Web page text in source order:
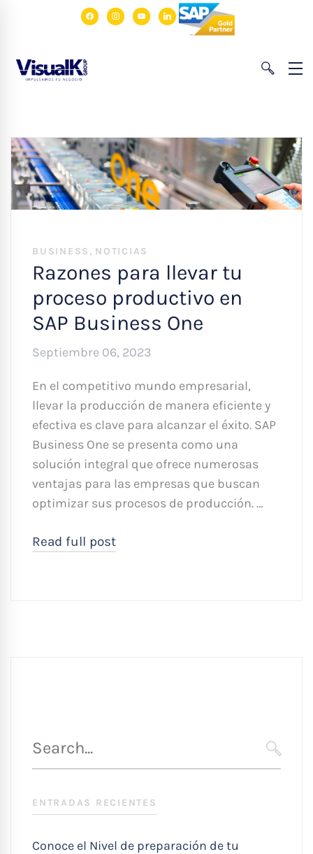
facebookinstagram
youtubelinkedin
BUSINESS , NOTICIAS
Razones para llevar tu
proceso productivo en
SAP Business One
Septiembre 06, 2023
En el competitivo mundo empresarial,
llevar la producción de manera eficiente y
efectiva es clave para alcanzar el éxito. SAP
Business One se presenta como una
solución integral que ofrece numerosas
ventajas para las empresas que buscan
optimizar sus procesos de producción. …
Read full post
para
ENTRADAS RECIENTES
Conoce el Nivel de preparación de tu